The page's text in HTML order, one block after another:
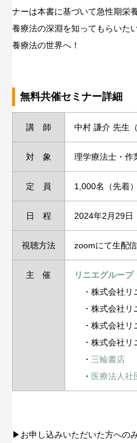
ナーは本書に基づいて急性期栄
養療法の深淵を知ってもらいた
養療法の世界へ！
無料共催セミナー詳細
講 師 中村 謙介 先生
対 象 理学療法士・作
定 員 1,000名（先着）
日 程 2024年2月29日
視聴方法 zoomにて生配
主 催
リニエグループ
・株式会社リ
・株式会社リ
・株式会社リ
・株式会社リ
・ 三輪書店
・ 医療法人
▶︎お申し込みいただいた方への